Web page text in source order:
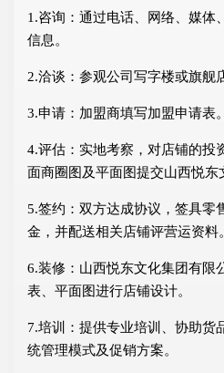
1.咨询：通过电话、网络、媒体
信息。
2.洽谈：参观公司写字楼或旗舰
3.申请：加盟商填写加盟申请表。
4.评估：实地考察，对店铺的投
面商圈图及平面图提交山西悦东
5.签约：双方达成协议，签具零
金，并配送相关店铺评营运资料。
6.装修：山西悦东文化集团有限
表、平面图进行店铺设计。
7.培训：提供专业培训、协助货
统管理模式及促销方案。